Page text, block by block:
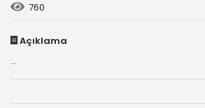
760
Açıklama
...